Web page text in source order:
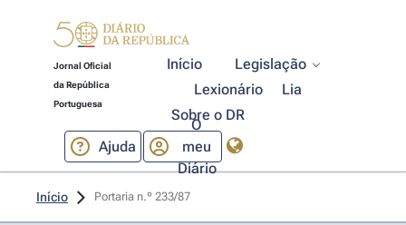
Jornal Oficial
da República
Portuguesa
Início
Legislação
Lexionário
Lia
Sobre o DR
Ajuda
O
meu
Diário
Início Portaria n.º 233/87